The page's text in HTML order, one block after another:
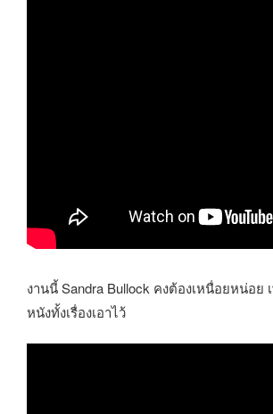
งานนี้ Sandra Bullock คงต้องเหนื่อยหน่อย
หนังทั้งเรื่องเอาไว้